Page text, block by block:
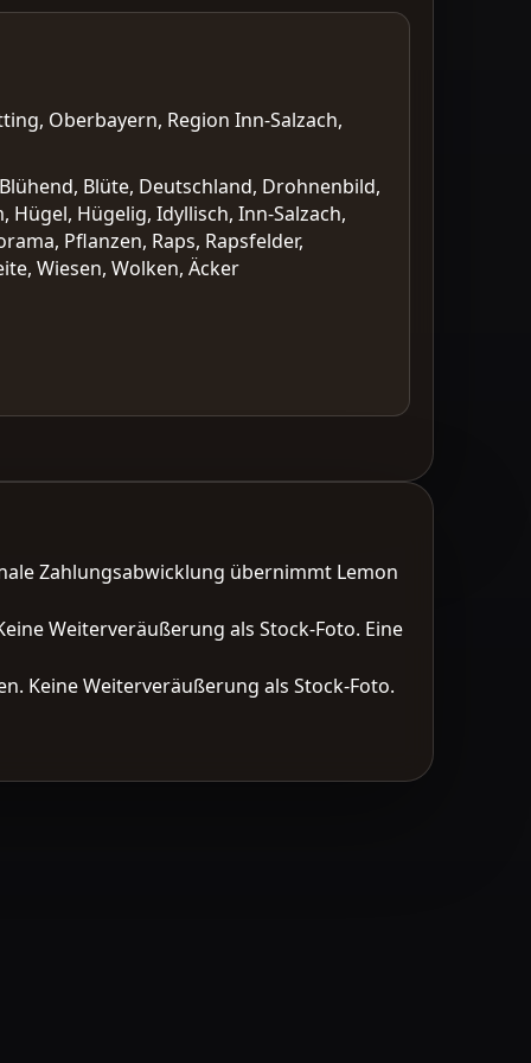
Oberbayern, Region Inn-Salzach,
Blüte, Deutschland, Drohnenbild,
Hügel, Hügelig, Idyllisch, Inn-Salzach,
Pflanzen, Raps, Rapsfelder,
Wiesen, Wolken, Äcker
Zahlungsabwicklung übernimmt Lemon
Weiterveräußerung als Stock-Foto. Eine
Keine Weiterveräußerung als Stock-Foto.